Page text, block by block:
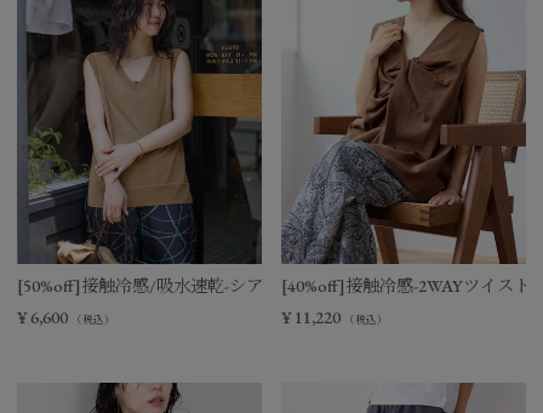
[50%off]接触冷感/吸水速乾-シアーVネックニットベスト
¥ 6,600 （税込）
[40%off]接触冷感-2WAYツイスト
¥ 11,220 （税込）